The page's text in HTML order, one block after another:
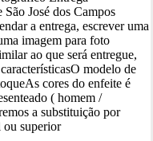
José dos Campos
a entrega, escrever uma
imagem para foto
ao que será entregue,
O modelo de
As cores do enfeite é
( homem /
a substituição por
ou superior